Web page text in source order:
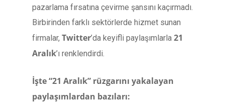
pazarlama fırsatına çevirme şansını kaçırmadı.
Birbirinden farklı sektörlerde hizmet sunan
firmalar, Twitter’da keyifli paylaşımlarla 21
Aralık’ı renklendirdi.
İşte “21 Aralık” rüzgarını yakalayan
paylaşımlardan bazıları: